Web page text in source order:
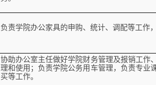
负责学院办公家具的申购、统计、调配等工作
协助办公室主任做好学院财务管理及报销工作
理和使用；负责学院公务用车管理，负责专业
买等工作。